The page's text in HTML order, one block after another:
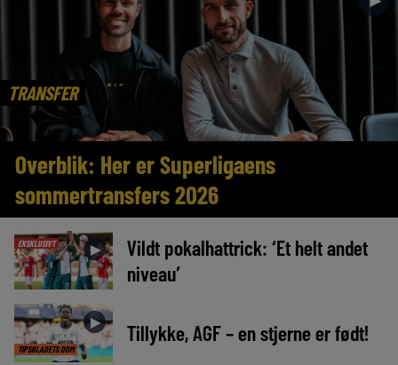
TRANSFER
Overblik: Her er Superligaens
sommertransfers 2026
EKSKLUSIVT ►
Vildt pokalhattrick: ‘Et helt andet
niveau’
TIPSBLADETS DOM
► Tillykke, AGF – en stjerne er født!